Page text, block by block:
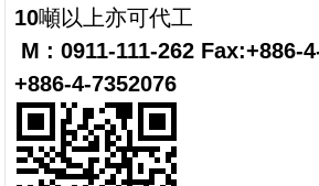
10噸以上亦可代工
M : 0911-111-262 Fax:+886-
+886-4-7352076